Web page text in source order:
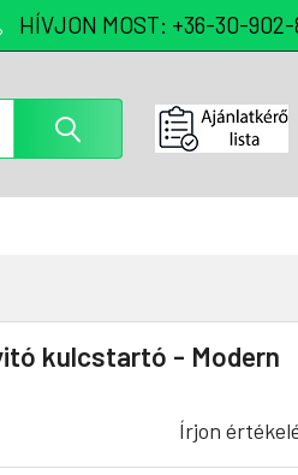
HÍVJON MOST: +36-30-902-
kulcstartó - Modern
Írjon